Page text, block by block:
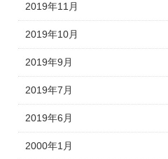
2019年11月
2019年10月
2019年9月
2019年7月
2019年6月
2000年1月